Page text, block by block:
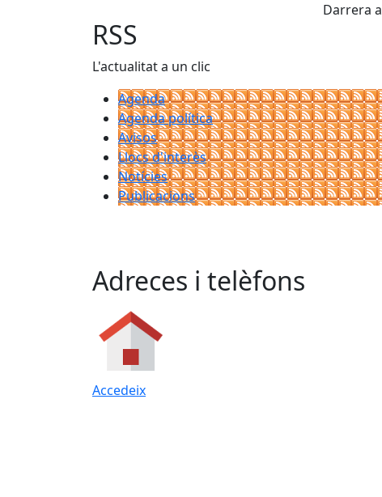
Darrera
RSS
L'actualitat a un clic
Agenda
Agenda política
Avisos
Llocs d'interès
Notícies
Publicacions
Adreces i telèfons
Accedeix